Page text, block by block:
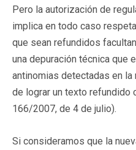
Pero la autorización de
implica en todo caso
que sean refundidos
una depuración técnica que
antinomias detectadas en
de lograr un texto refundido
166/2007, de 4 de julio).
Si consideramos que la